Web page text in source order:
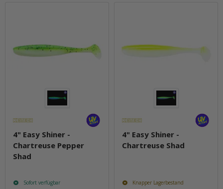
4" Easy Shiner -
Chartreuse Pepper
Shad
Sofort verfügbar
4" Easy Shiner -
Chartreuse Shad
Knapper Lagerbestand